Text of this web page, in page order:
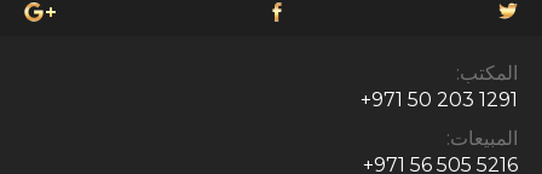
المكتب:
+971 50 203 1291
المبيعات:
+971 56 505 5216